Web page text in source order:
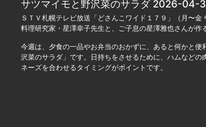
サツマイモと野沢菜のサラダ 2026-04-
ＳＴＶ札幌テレビ放送「どさんこワイド１７９」（月〜
料理研究家・星澤幸子先生と、ご子息の星澤雅也さんが作
今週は、夕食の一品やお弁当のおかずに、あると何かと
沢菜のサラダ」です。日持ちをさせるために、ハムなど
ネーズを合わせるタイミングがポイントです。